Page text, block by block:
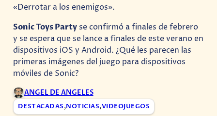
«Derrotar a los enemigos».
Sonic Toys Party se confirmó a finales de febrero
y se espera que se lance a finales de este verano en
dispositivos iOS y Android. ¿Qué les parecen las
primeras imágenes del juego para dispositivos
móviles de Sonic?
ANGEL DE ANGELES
DESTACADAS,NOTICIAS,VIDEOJUEGOS